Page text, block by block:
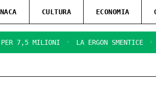
CULTURA ECONOMIA
MILIONI LA ERGON SMENTICE LA